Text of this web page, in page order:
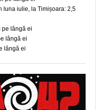
luna iulie, la Timișoara: 2,5
pe lângă ei
lângă ei
lângă ei